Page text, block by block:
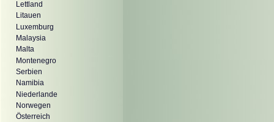
Lettland
Litauen
Luxemburg
Malaysia
Malta
Montenegro
Serbien
Namibia
Niederlande
Norwegen
Österreich